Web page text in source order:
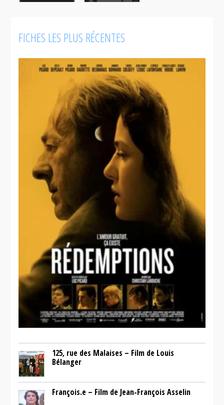
La beauté
FICHES LES PLUS RÉCENTES
125, rue des Malaises – Film de Louis
Bélanger
François.e – Film de Jean-François Asselin